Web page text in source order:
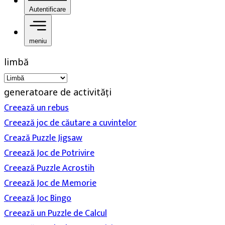
Autentificare
meniu
limbă
generatoare de activități
Creează un rebus
Creează joc de căutare a cuvintelor
Crează Puzzle Jigsaw
Creează Joc de Potrivire
Creează Puzzle Acrostih
Creează Joc de Memorie
Creează Joc Bingo
Creează un Puzzle de Calcul